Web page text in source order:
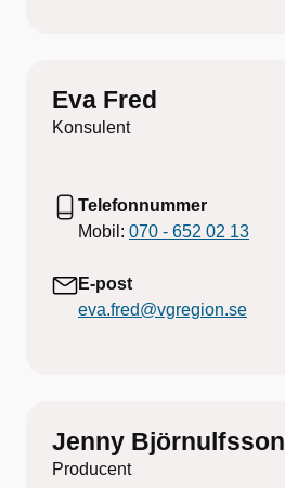
Eva Fred
Konsulent
Telefonnummer
Mobil: 070 - 652 02 13
E-post
eva.fred@vgregion.se
Jenny Björnulfsson
Producent